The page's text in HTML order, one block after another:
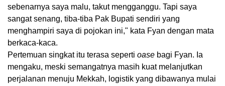
sebenarnya saya malu, takut mengganggu. Tapi saya
sangat senang, tiba-tiba Pak Bupati sendiri yang
menghampiri saya di pojokan ini," kata Fyan dengan mata
berkaca-kaca.
Pertemuan singkat itu terasa seperti oase bagi Fyan. Ia
mengaku, meski semangatnya masih kuat melanjutkan
perjalanan menuju Mekkah, logistik yang dibawanya mulai